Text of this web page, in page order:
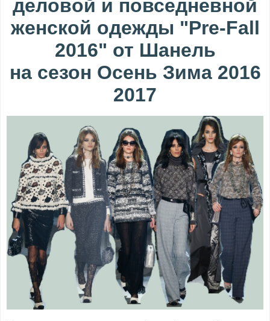
деловой и повседневной
женской одежды "Pre-Fall
2016" от Шанель
на сезон Осень Зима 2016
2017